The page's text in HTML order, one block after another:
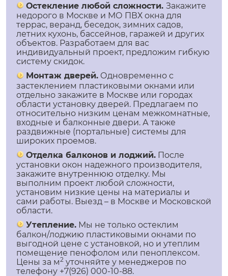
Остекление любой сложности. Закажите
недорого в Москве и МО ПВХ окна для
террас, веранд, беседок, зимних садов,
летних кухонь, бассейнов, гаражей и других
объектов. Разработаем для вас
индивидуальный проект, предложим гибкую
систему скидок.
Монтаж дверей. Одновременно с
застеклением пластиковыми окнами или
отдельно закажите в Москве или городах
области установку дверей. Предлагаем по
относительно низким ценам межкомнатные,
входные и балконные двери. А также
раздвижные (портальные) системы для
широких проемов.
Отделка балконов и лоджий. После
установки окон надежного производителя,
закажите внутреннюю отделку. Мы
выполним проект любой сложности,
установим низкие цены на материалы и
сами работы. Выезд – в Москве и Московской
области.
Утепление. Мы не только остеклим
балкон/лоджию пластиковыми окнами по
выгодной цене с установкой, но и утеплим
помещение пенофолом или пеноплексом.
Цены за м2 уточняйте у менеджеров по
телефону +7(926) 000-10-88.